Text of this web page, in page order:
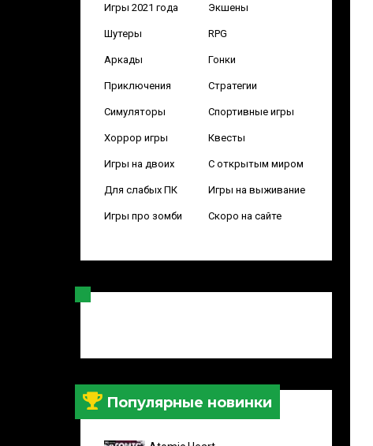
Игры 2021 года Экшены
Шутеры RPG
Аркады Гонки
Приключения Стратегии
Симуляторы Спортивные игры
Хоррор игры Квесты
Игры на двоих С открытым миром
Для слабых ПК Игры на выживание
Игры про зомби Скоро на сайте
Популярные новинки